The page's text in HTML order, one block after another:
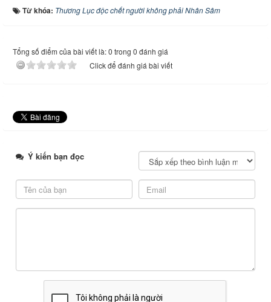
Từ khóa: Thương Lục độc chết người không phải Nhân Sâm
Tổng số điểm của bài viết là: 0 trong 0 đánh giá
Click để đánh giá bài viết
Ý kiến bạn đọc